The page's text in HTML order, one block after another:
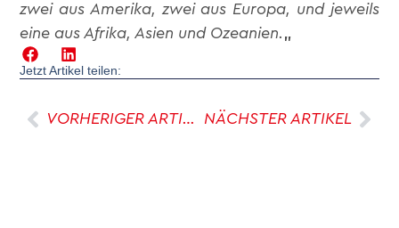
zwei aus Amerika, zwei aus Europa, und jeweils
eine aus Afrika, Asien und Ozeanien. „
Jetzt Artikel teilen:
VORHERIGER ARTIKEL NÄCHSTER ARTIKEL